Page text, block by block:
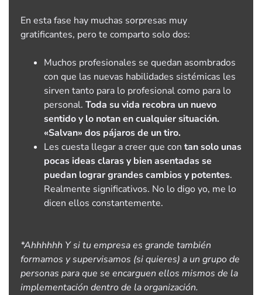
En esta fase hay muchas sorpresas muy
gratificantes, pero te comparto solo dos:
Muchos profesionales se quedan asombrados
con que las nuevas habilidades sistémicas les
sirven tanto para lo profesional como para lo
personal. Toda su vida recobra un nuevo
sentido y lo notan en cualquier situación.
«Salvan» dos pájaros de un tiro.
Les cuesta llegar a creer que con tan solo unas
pocas ideas claras y bien asentadas se
puedan lograr grandes cambios y potentes.
Realmente significativos. No lo digo yo, me lo
dicen ellos constantemente.
*Ahhhhhh Ysi tu empresa es grande también
formamos y supervisamos (si quieres) a un grupo de
personas para que se encarguen ellos mismos de la
implementación dentro de la organización.